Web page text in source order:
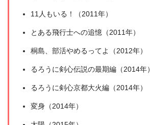
11人もいる！（2011年）
とある飛行士への追憶（2011年）
桐島、部活やめるってよ（2012年）
るろうに剣心伝説の最期編（2014年）
るろうに剣心京都大火編（2014年）
変身（2014年）